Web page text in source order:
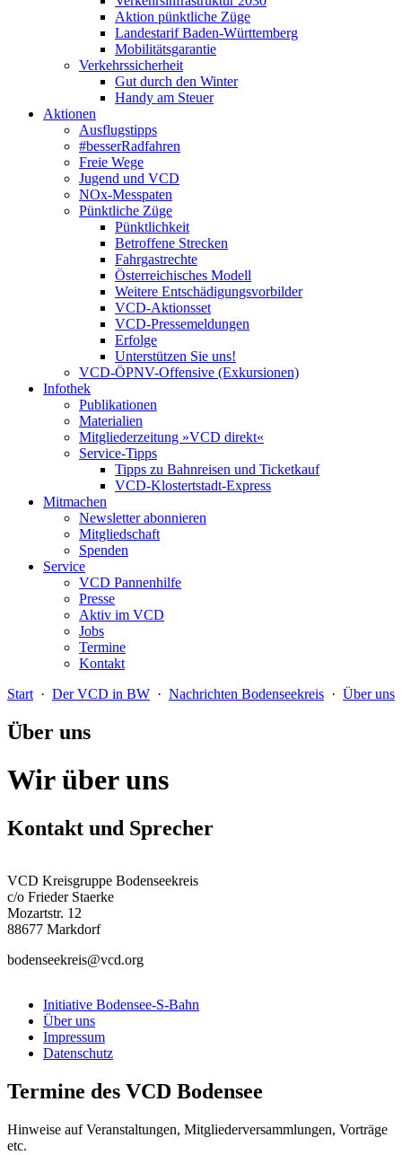
Aktion pünktliche Züge
Landestarif Baden-Württemberg
Mobilitätsgarantie
Verkehrssicherheit
Gut durch den Winter
Handy am Steuer
Aktionen
Ausflugstipps
#besserRadfahren
Freie Wege
Jugend und VCD
NOx-Messpaten
Pünktliche Züge
Pünktlichkeit
Betroffene Strecken
Fahrgastrechte
Österreichisches Modell
Weitere Entschädigungsvorbilder
VCD-Aktionsset
VCD-Pressemeldungen
Erfolge
Unterstützen Sie uns!
VCD-ÖPNV-Offensive (Exkursionen)
Infothek
Publikationen
Materialien
Mitgliederzeitung »VCD direkt«
Service-Tipps
Tipps zu Bahnreisen und Ticketkauf
VCD-Klostertstadt-Express
Mitmachen
Newsletter abonnieren
Mitgliedschaft
Spenden
Service
VCD Pannenhilfe
Presse
Aktiv im VCD
Jobs
Termine
Kontakt
Start · Der VCD in BW · Nachrichten Bodenseekreis · Über uns
Über uns
Wir über uns
Kontakt und Sprecher
VCD Kreisgruppe Bodenseekreis
c/o Frieder Staerke
Mozartstr. 12
88677 Markdorf
bodenseekreis@vcd.org
Initiative Bodensee-S-Bahn
Über uns
Impressum
Datenschutz
Termine des VCD Bodensee
Hinweise auf Veranstaltungen, Mitgliederversammlungen, Vorträge
etc.